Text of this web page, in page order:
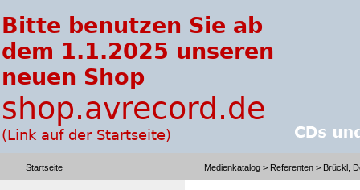
Startseite Medienkatalog > Referenten > Brückl,